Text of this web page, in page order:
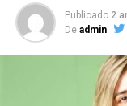
Publicado 2
De admin